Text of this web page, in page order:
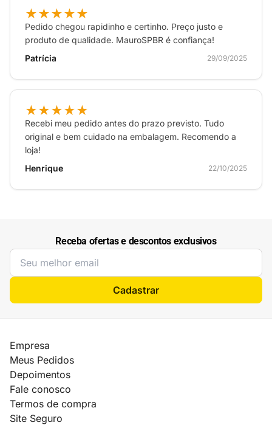
★★★★★
Pedido chegou rapidinho e certinho. Preço justo e
produto de qualidade. MauroSPBR é confiança!
Patrícia
29/09/2025
★★★★★
Recebi meu pedido antes do prazo previsto. Tudo
original e bem cuidado na embalagem. Recomendo a
loja!
Henrique
22/10/2025
Receba ofertas e descontos exclusivos
Cadastrar
Empresa
Meus Pedidos
Depoimentos
Fale conosco
Termos de compra
Site Seguro